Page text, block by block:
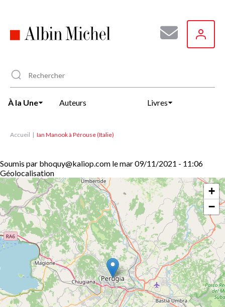
principal
À la Une Auteurs Livres
Accueil Ian Manook à Pérouse (Italie)
Soumis par bhoquy@kaliop.com lemar 09/11/2021 - 11:06
Géolocalisation
+
−